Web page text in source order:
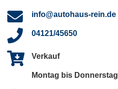
info@autohaus-rein.de
04121/45650
Verkauf
Montag bis Donnerstag